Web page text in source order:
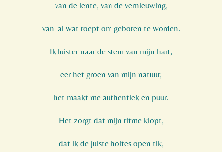
van de lente, van de vernieuwing,
van al wat roept om geboren te worden.
Ik luister naar de stem van mijn hart,
eer het groen van mijn natuur,
het maakt me authentiek en puur.
Het zorgt dat mijn ritme klopt,
dat ik de juiste holtes open tik,